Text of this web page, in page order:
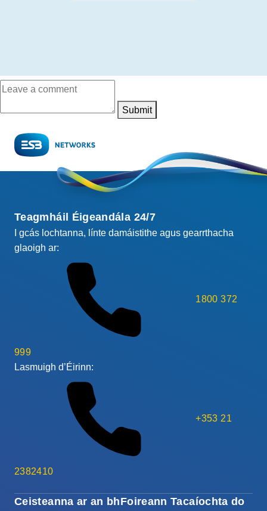
Submit
Ceisteanna ar an bhFoireann Tacaíochta do
Teagmháil Éigeandála 24/7
I gcás lochtanna, línte damáistithe agus gearrthacha
glaoigh ar:
1800 372
999
Lasmuigh d’Éirinn:
+353 21
2382410